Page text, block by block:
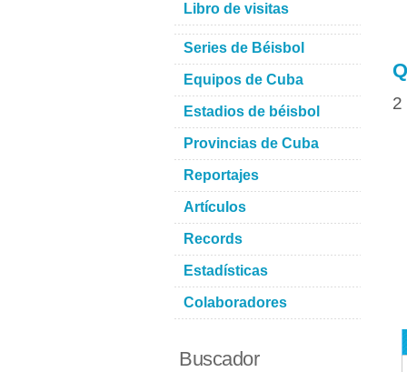
2
Libro de visitas
Series de Béisbol
Equipos de Cuba
Estadios de béisbol
Provincias de Cuba
Reportajes
Artículos
Records
Estadísticas
Colaboradores
Buscador